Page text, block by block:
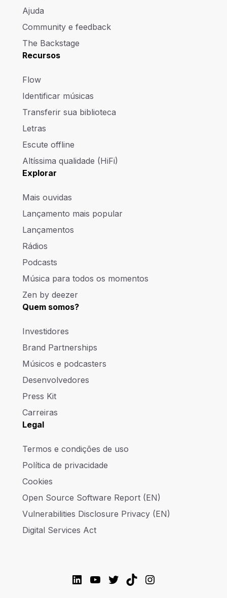
Ajuda
Community e feedback
The Backstage
Recursos
Flow
Identificar músicas
Transferir sua biblioteca
Letras
Escute offline
Altíssima qualidade (HiFi)
Explorar
Mais ouvidas
Lançamento mais popular
Lançamentos
Rádios
Podcasts
Música para todos os momentos
Zen by deezer
Quem somos?
Investidores
Brand Partnerships
Músicos e podcasters
Desenvolvedores
Press Kit
Carreiras
Legal
Termos e condições de uso
Política de privacidade
Cookies
Open Source Software Report (EN)
Vulnerabilities Disclosure Privacy (EN)
Digital Services Act
LinkedIn
YouTube
Twitter
TikTokInstagram